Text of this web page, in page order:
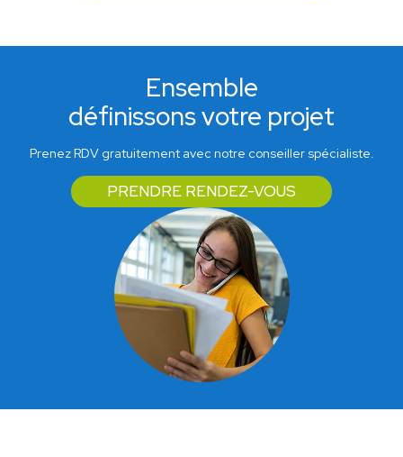
Ensemble
définissons votre projet
Prenez RDV gratuitement avec notre conseiller spécialiste.
PRENDRE RENDEZ-VOUS